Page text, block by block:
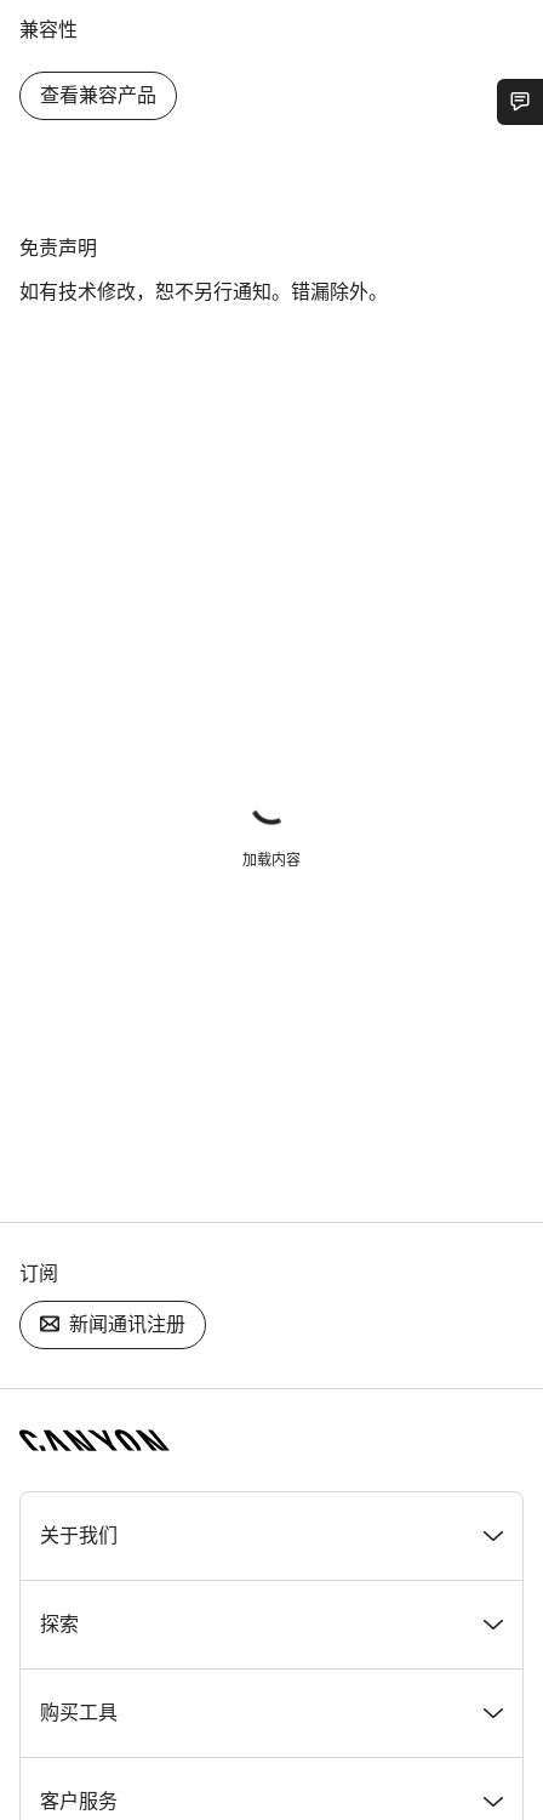
兼容性
查看兼容产品
免
声
免责声明
如有技术修改，恕不另行通知。错漏除外。
加载内容
订阅
新闻通讯注册
[footer.linksList.title]
关于我们
奖项
在 Canyon 工作
Canyon 新闻发布室
探索
新闻和故事
提示和建议
购买工具
找到您梦寐以求的 Canyon 自行车
客户服务
开始聊天